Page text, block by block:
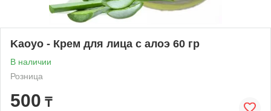
Kaoyo - Крем для лица с алоэ 60 гр
В наличии
Розница
500 ₸